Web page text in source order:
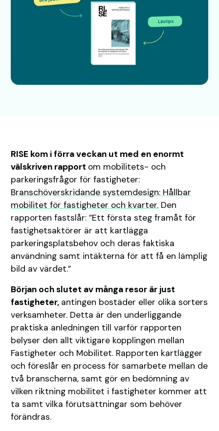
RISE kom i förra veckan ut med en enormt
välskriven rapport om mobilitets- och
parkeringsfrågor för fastigheter:
Branschöverskridande systemdesign: Hållbar
mobilitet för fastigheter och kvarter. Den
rapporten fastslår: ”Ett första steg framåt för
fastighetsaktörer är att kartlägga
parkeringsplatsbehov och deras faktiska
användning samt intäkterna för att få en lämplig
bild av värdet.”
Början och slutet av många resor är just
fastigheter, antingen bostäder eller olika sorters
verksamheter. Detta är den underliggande
praktiska anledningen till varför rapporten
belyser den allt viktigare kopplingen mellan
Fastigheter och Mobilitet. Rapporten kartlägger
och föreslår en process för samarbete mellan de
två branscherna, samt gör en bedömning av
vilken riktning mobilitet i fastigheter kommer att
ta samt vilka förutsättningar som behöver
förändras.